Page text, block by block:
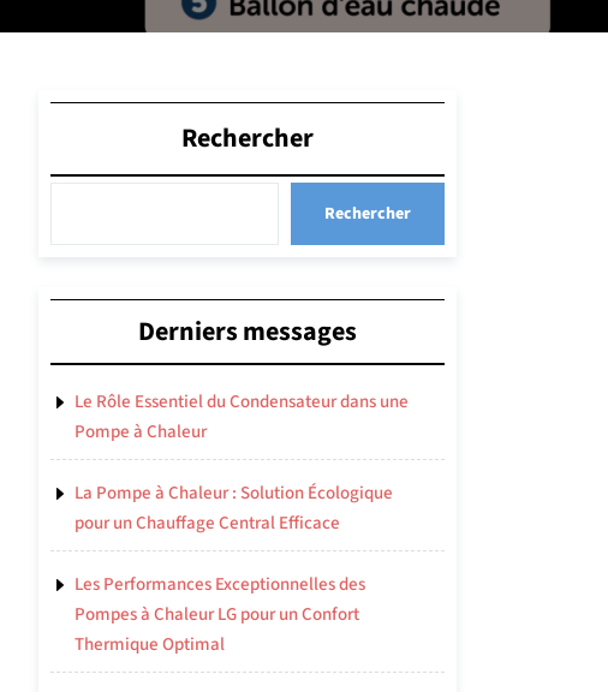
Rechercher
Rechercher
Derniers messages
Le Rôle Essentiel du Condensateur dans une
Pompe à Chaleur
La Pompe à Chaleur : Solution Écologique
pour un Chauffage Central Efficace
Les Performances Exceptionnelles des
Pompes à Chaleur LG pour un Confort
Thermique Optimal